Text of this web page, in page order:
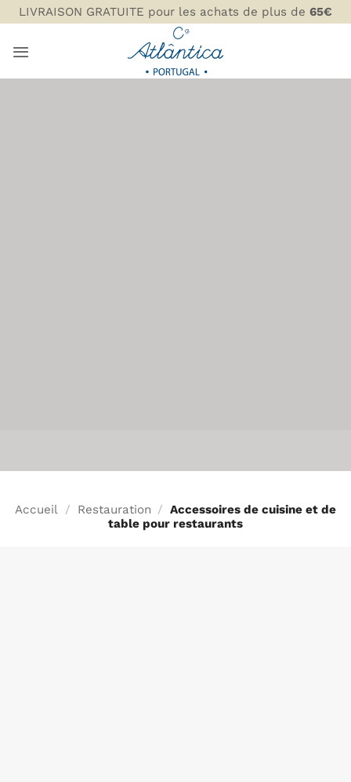
Passer
au
contenu
LIVRAISON GRATUITE pour les achats de plus de 65€
Accueil / Restauration / Accessoires de cuisine et de
table pour restaurants